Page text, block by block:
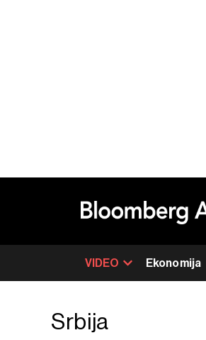
VIDEO Ekonomija
Srbija